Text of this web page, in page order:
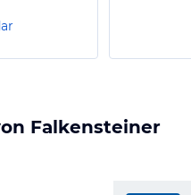
Falkensteiner